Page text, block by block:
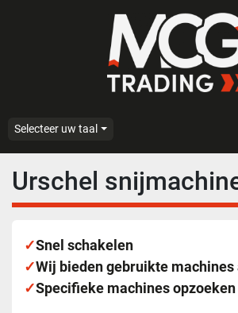
Selecteer uw taal
Urschel
✓Snel schakelen
✓Wij bieden gebruikte machines
✓Specifieke machines opzoeken